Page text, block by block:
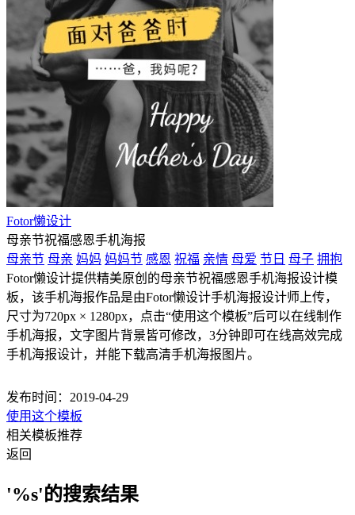
Fotor懒设计
母亲节祝福感恩手机海报
母亲节 母亲 妈妈 妈妈节 感恩 祝福 亲情 母爱 节日 母子 拥抱
Fotor懒设计提供精美原创的母亲节祝福感恩手机海报设计模
板，该手机海报作品是由Fotor懒设计手机海报设计师上传，
尺寸为720px × 1280px，点击“使用这个模板”后可以在线制作
手机海报，文字图片背景皆可修改，3分钟即可在线高效完成
手机海报设计，并能下载高清手机海报图片。
发布时间：2019-04-29
使用这个模板
相关模板推荐
返回
'%s'的搜索结果